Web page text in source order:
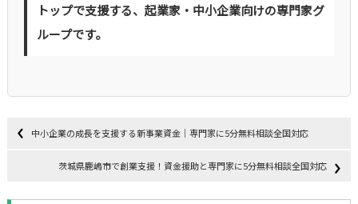
トップで支援する、起業家・中小企業向けの専門家グ
ループです。
中小企業の成長を支援する新事業資金｜専門家に5分無料相談全国対応
茨城県鹿嶋市で創業支援！資金援助と専門家に5分無料相談全国対応